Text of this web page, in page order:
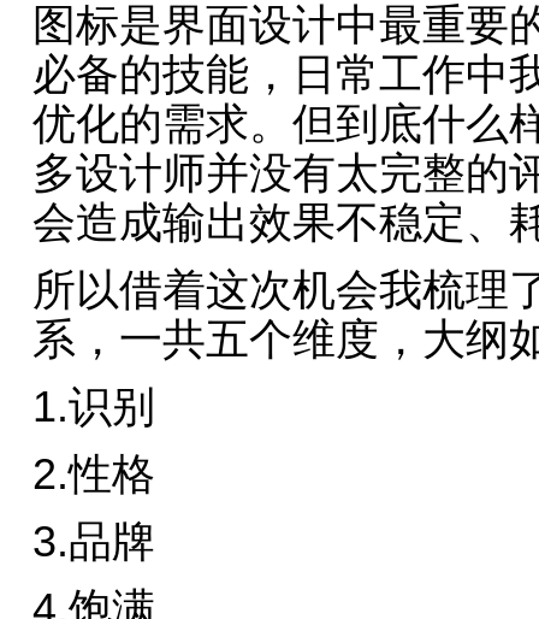
图标是界面设计中最重要
必备的技能，日常工作中
优化的需求。但到底什么
多设计师并没有太完整的
会造成输出效果不稳定、
所以借着这次机会我梳理
系，一共五个维度，大纲
1.识别
2.性格
3.品牌
4.饱满